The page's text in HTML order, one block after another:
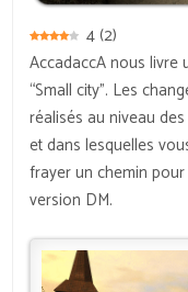
4(2)
AccadaccA nous livre
“Small city”. Les
réalisés au niveau
et dans lesquelles
frayer un chemin
version DM.